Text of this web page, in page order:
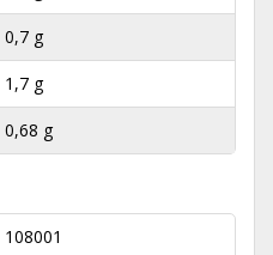
0,7 g
1,7 g
0,68 g
108001